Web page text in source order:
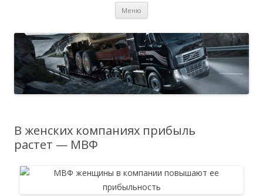
Меню
В женских компаниях прибыль
растет — МВФ